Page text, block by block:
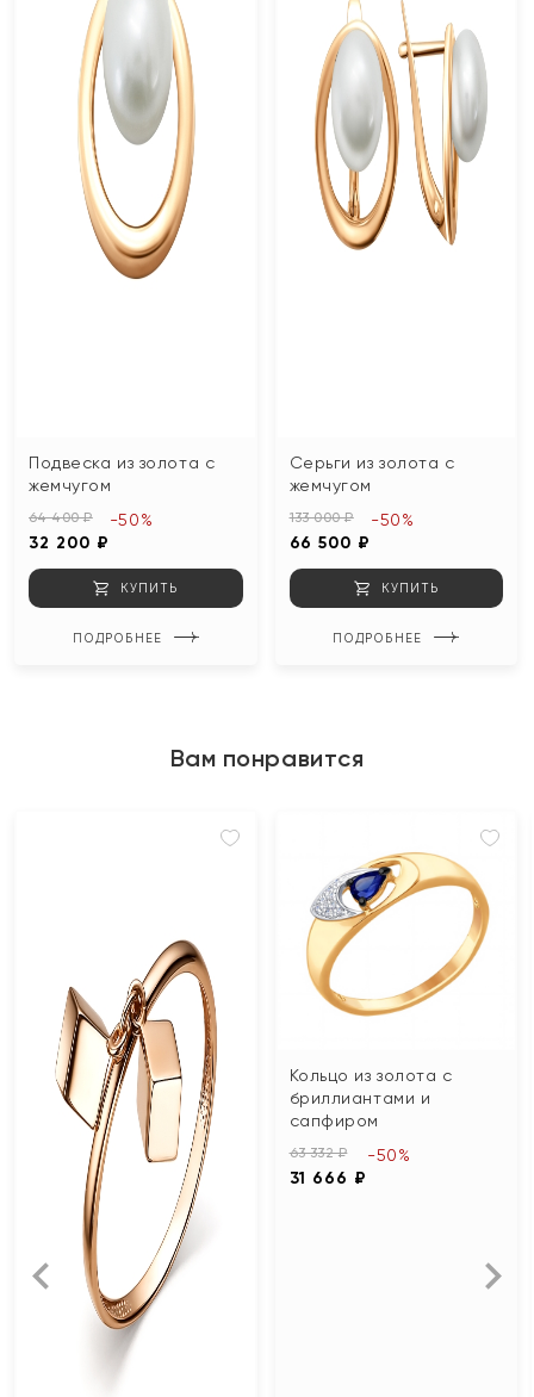
Подвеска из золота с
жемчугом
64 400 ₽
32 200 ₽
-50%
КУПИТЬ
ПОДРОБНЕЕ
Серьги из золота с
жемчугом
133 000 ₽
66 500 ₽
-50%
КУПИТЬ
ПОДРОБНЕЕ
Вам понравится
Кольцо из золота с
бриллиантами и
сапфиром
63 332 ₽
31 666 ₽
-50%